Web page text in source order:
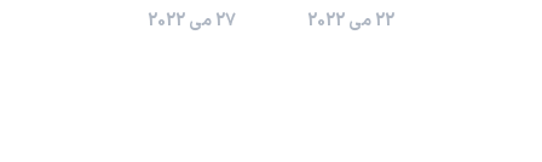
22 می 2022 27 می 2022